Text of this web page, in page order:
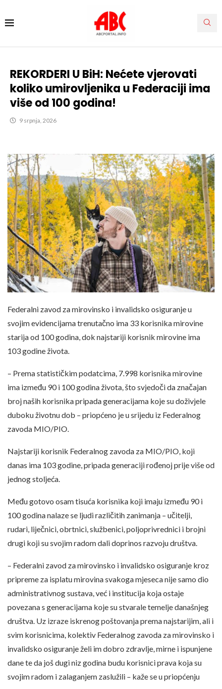
REKORDERI U BiH: Nećete vjerovati
koliko umirovljenika u Federaciji ima
više od 100 godina!
9 srpnja, 2026
Federalni zavod za mirovinsko i invalidsko osiguranje u
svojim evidencijama trenutačno ima 33 korisnika mirovine
starija od 100 godina, dok najstariji korisnik mirovine ima
103 godine života.
– Prema statističkim podatcima, 7.998 korisnika mirovine
ima između 90 i 100 godina života, što svjedoči da značajan
broj naših korisnika pripada generacijama koje su doživjele
duboku životnu dob – priopćeno je u srijedu iz Federalnog
zavoda MIO/PIO.
Najstariji korisnik Federalnog zavoda za MIO/PIO, koji
danas ima 103 godine, pripada generaciji rođenoj prije više od
jednog stoljeća.
Među gotovo osam tisuća korisnika koji imaju između 90 i
100 godina nalaze se ljudi različitih zanimanja – učitelji,
rudari, liječnici, obrtnici, službenici, poljoprivrednici i brojni
drugi koji su svojim radom dali doprinos razvoju društva.
– Federalni zavod za mirovinsko i invalidsko osiguranje kroz
pripreme za isplatu mirovina svakoga mjeseca nije samo dio
administrativnog sustava, već i institucija koja ostaje
povezana s generacijama koje su stvarale temelje današnjeg
društva. Uz izraze iskrenog poštovanja prema najstarijim, ali i
svim korisnicima, kolektiv Federalnog zavoda za mirovinsko i
invalidsko osiguranje želi im dobro zdravlje, mirne i ispunjene
dane te da još dugi niz godina budu korisnici prava koja su
svojim radom i zalaganjem zaslužili – kaže se u priopćenju